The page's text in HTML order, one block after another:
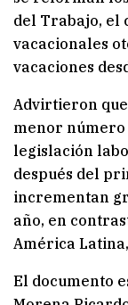
del Trabajo, el
vacacionales
vacaciones
Advirtieron que
menor número
legislación
después del
incrementan
año, en
América
El documento